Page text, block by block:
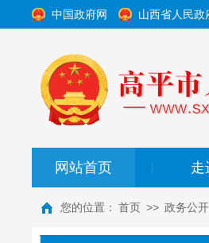
中国政府网 山西省人民政
网站首页 走
您的位置： 首页 >> 政务公开